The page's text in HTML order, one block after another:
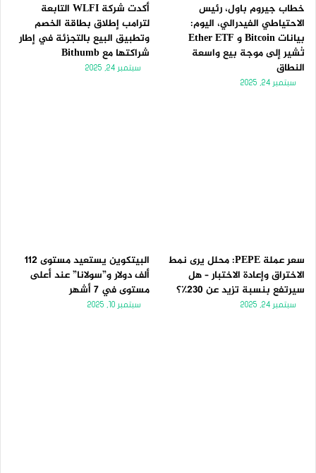
خطاب جيروم باول، رئيس
الاحتياطي الفيدرالي، اليوم:
بيانات Bitcoin و Ether ETF
تُشير إلى موجة بيع واسعة
النطاق
سبتمبر 24, 2025
أكدت شركة WLFI التابعة
لترامب إطلاق بطاقة الخصم
وتطبيق البيع بالتجزئة في إطار
شراكتها مع Bithumb
سبتمبر 24, 2025
سعر عملة PEPE: محلل يرى نمط
الاختراق وإعادة الاختبار – هل
سيرتفع بنسبة تزيد عن 230٪؟
سبتمبر 24, 2025
البيتكوين يستعيد مستوى 112
ألف دولار و”سولانا” عند أعلى
مستوى في 7 أشهر
سبتمبر 10, 2025